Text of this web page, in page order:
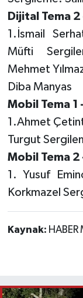
Dijital Tema
1.İsmail
Müfti
Mehmet
Diba Manyas
Mobil Tema 1
1.Ahmet
Turgut
Mobil Tema 2
1. Yusuf
Korkmazel
Kaynak: HABER